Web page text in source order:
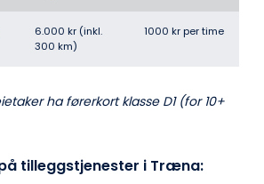
6.000 kr (inkl.
300 km)
1000 kr per time
ha førerkort klasse D1 (for 10+
tilleggstjenester i Træna: